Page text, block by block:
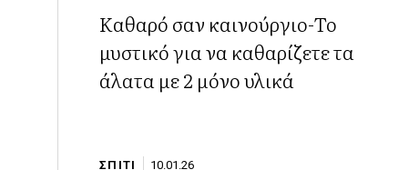
Καθαρό σαν καινούργιο-Το
μυστικό για να καθαρίζετε τα
άλατα με 2 μόνο υλικά
ΣΠΙΤΙ 10.01.26